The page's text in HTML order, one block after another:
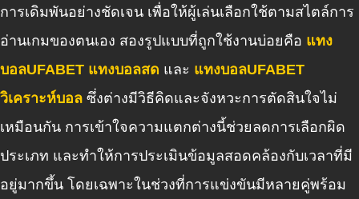
การเดิมพันอย่างชัดเจน เพื่อให้ผู้เล่นเลือกใช้ตามสไตล์การ
อ่านเกมของตนเอง สองรูปแบบที่ถูกใช้งานบ่อยคือ แทง
บอลUFABET แทงบอลสด และ แทงบอลUFABET
วิเคราะห์บอล ซึ่งต่างมีวิธีคิดและจังหวะการตัดสินใจไม่
เหมือนกัน การเข้าใจความแตกต่างนี้ช่วยลดการเลือกผิด
ประเภท และทำให้การประเมินข้อมูลสอดคล้องกับเวลาที่มี
อยู่มากขึ้น โดยเฉพาะในช่วงที่การแข่งขันมีหลายคู่พร้อม